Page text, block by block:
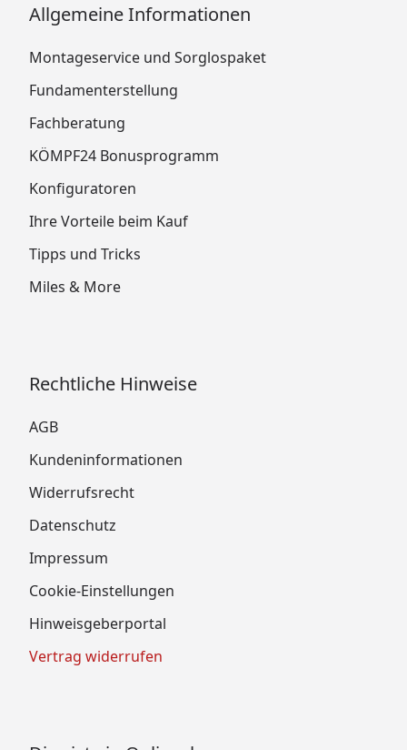
Allgemeine Informationen
Montageservice und Sorglospaket
Fundamenterstellung
Fachberatung
KÖMPF24 Bonusprogramm
Konfiguratoren
Ihre Vorteile beim Kauf
Tipps und Tricks
Miles & More
Rechtliche Hinweise
AGB
Kundeninformationen
Widerrufsrecht
Datenschutz
Impressum
Cookie-Einstellungen
Hinweisgeberportal
Vertrag widerrufen